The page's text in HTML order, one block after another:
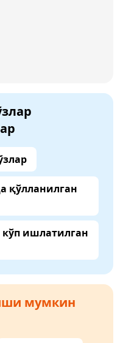
қўлланилган
ишлатилган
мумкин